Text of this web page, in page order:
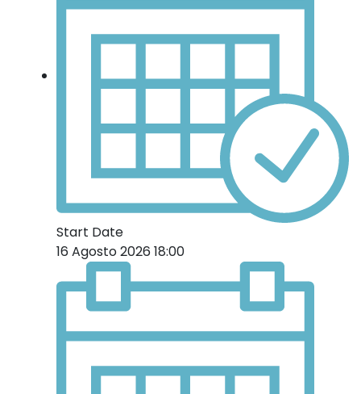
Start Date
16 Agosto 2026 18:00